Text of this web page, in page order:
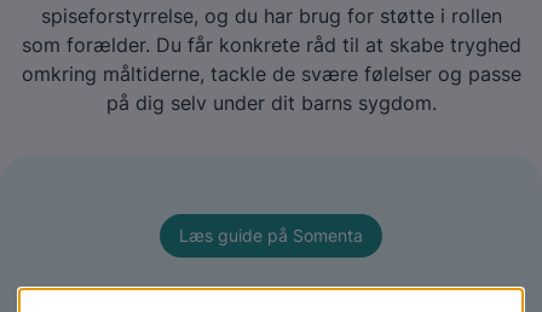
spiseforstyrrelse, og du har brug for støtte i rollen
som forælder. Du får konkrete råd til at skabe tryghed
omkring måltiderne, tackle de svære følelser og passe
på dig selv under dit barns sygdom.
Læs guide på Somenta